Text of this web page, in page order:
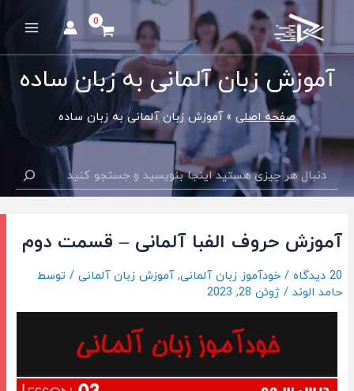
محتوا
Menuآموزش زبان آلمانی به زبان ساده
صفحه اصلی آموزش زبان آلمانی به زبان ساده
جستجو
آموزش حروف الفبا آلمانی – قسمت دوم
20 دیدگاه /خودآموز زبان آلمانی,آموزش زبان آلمانی / توسط
حامد الوند/ژوئن 28, 2023